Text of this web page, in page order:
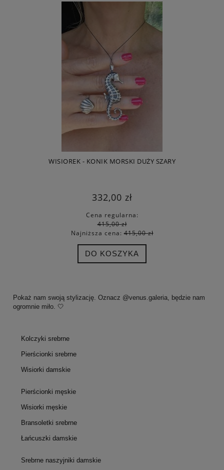
WISIOREK - KONIK MORSKI DUŻY SZARY
332,00 zł
Cena regularna:
415,00 zł
Najniższa cena:415,00 zł
DO KOSZYKA
Pokaż nam swoją stylizację. Oznacz @venus.galeria, będzie nam
ogromnie miło. 🤍
Kolczyki srebrne
Pierścionki srebrne
Wisiorki damskie
Pierścionki męskie
Wisiorki męskie
Bransoletki srebrne
Łańcuszki damskie
Srebrne naszyjniki damskie